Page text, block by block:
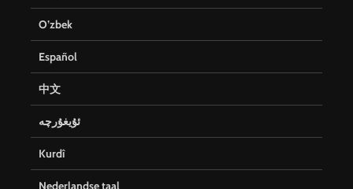
O’zbek
Español
中文
ئۇيغۇرچە
Kurdî
Nederlandse taal